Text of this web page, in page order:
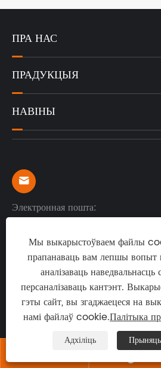
ПРА НАС
ПРАДУКЦЫЯ
НАВІНЫ

Электронная пошта:

Адрас: 90 Yangtanggang Road,
эканамічнага развіцця, горад
Цзянсу, Кітай
Мы выкарыстоўваем файлы
прапанаваць вам лепшы вопыт
аналізаваць наведвальнасць
персаналізаваць кантэнт.
гэты сайт, вы згаджаецеся на
намі файлаў cookie.Палітыка
Адхіліць Прыняць